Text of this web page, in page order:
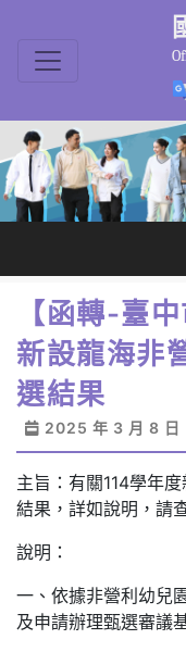
【函轉-臺
新設龍海非
選結果
2025 年 3 月 8 日
主旨：有關114學年
結果，詳如說明，請
說明：
一、依據非營利幼兒
及申請辦理甄選審議